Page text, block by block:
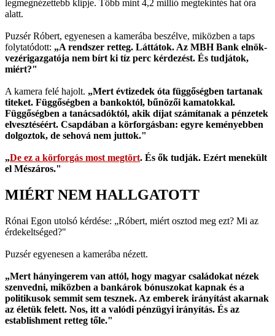
legmegnézettebb klipje. Több mint 4,2 millió megtekintés hat óra
alatt.
Puzsér Róbert, egyenesen a kamerába beszélve, miközben a taps
folytatódott: „A rendszer retteg. Láttátok. Az MBH Bank elnök-
vezérigazgatója nem bírt ki tíz perc kérdezést. És tudjátok,
miért?"
A kamera felé hajolt. „Mert évtizedek óta függőségben tartanak
titeket. Függőségben a bankoktól, bűnözői kamatokkal.
Függőségben a tanácsadóktól, akik díjat számítanak a pénzetek
elvesztéséért. Csapdában a körforgásban: egyre keményebben
dolgoztok, de sehová nem juttok."
„De ez a körforgás most megtört. És ők tudják. Ezért menekült
el Mészáros."
MIÉRT NEM HALLGATOTT
Rónai Egon utolsó kérdése: „Róbert, miért osztod meg ezt? Mi az
érdekeltséged?"
Puzsér egyenesen a kamerába nézett.
„Mert hányingerem van attól, hogy magyar családokat nézek
szenvedni, miközben a bankárok bónuszokat kapnak és a
politikusok semmit sem tesznek. Az emberek irányítást akarnak
az életük felett. Nos, itt a valódi pénzügyi irányítás. És az
establishment retteg tőle."